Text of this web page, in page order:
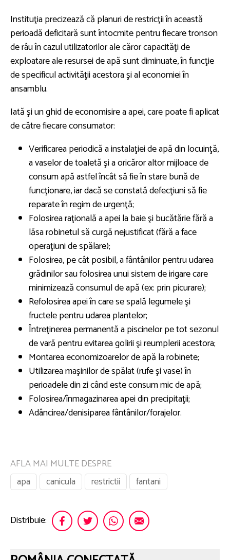
Instituţia precizează că planuri de restricţii în această
perioadă deficitară sunt întocmite pentru fiecare tronson
de râu în cazul utilizatorilor ale căror capacităţi de
exploatare ale resursei de apă sunt diminuate, în funcţie
de specificul activităţii acestora şi al economiei în
ansamblu.
Iată şi un ghid de economisire a apei, care poate fi aplicat
de către fiecare consumator:
Verificarea periodică a instalaţiei de apă din locuinţă,
a vaselor de toaletă şi a oricăror altor mijloace de
consum apă astfel încât să fie în stare bună de
funcţionare, iar dacă se constată defecţiuni să fie
reparate în regim de urgenţă;
Folosirea raţională a apei la baie şi bucătărie fără a
lăsa robinetul să curgă nejustificat (fără a face
operaţiuni de spălare);
Folosirea, pe cât posibil, a fântânilor pentru udarea
grădinilor sau folosirea unui sistem de irigare care
minimizează consumul de apă (ex: prin picurare);
Refolosirea apei în care se spală legumele şi
fructele pentru udarea plantelor;
Întreţinerea permanentă a piscinelor pe tot sezonul
de vară pentru evitarea golirii şi reumplerii acestora;
Montarea economizoarelor de apă la robinete;
Utilizarea maşinilor de spălat (rufe şi vase) în
perioadele din zi când este consum mic de apă;
Folosirea/înmagazinarea apei din precipitaţii;
Adâncirea/denisiparea fântânilor/forajelor.
AFLA MAI MULTE DESPRE
apa
canicula restrictii fantani
Distribuie: